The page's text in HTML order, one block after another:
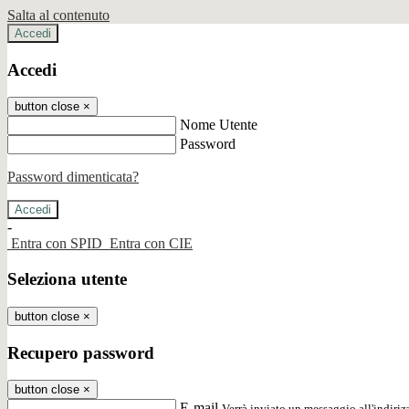
Salta al contenuto
Accedi
Accedi
button close ×
Nome Utente
Password
Password dimenticata?
-
Entra con SPID Entra con CIE
Seleziona utente
button close ×
Recupero password
button close ×